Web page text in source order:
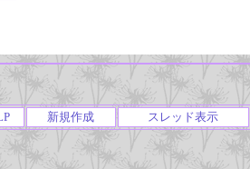
新規作成 スレッド表示